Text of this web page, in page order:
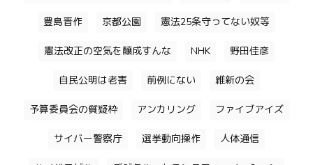
豊島晋作 京都公園 憲法25条守ってない奴等
憲法改正の空気を醸成すんな NHK 野田佳彦
自民公明は老害 前例にない 維新の会
予算委員会の質疑枠 アンカリング ファイブアイズ
サイバー警察庁 選挙動向操作 人体通信